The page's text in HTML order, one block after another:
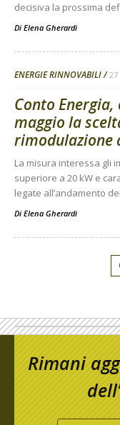
decisiva la prossima
Di Elena Gherardi
ENERGIE RINNOVABILI 27
Conto
maggio la
rimodulazione
La misura interessa gli
superiore a 20 kW e
legate all’andamento
Di Elena Gherardi
Rimani